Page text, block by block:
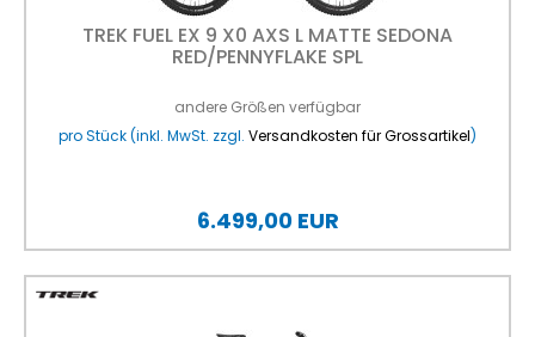
TREK FUEL EX 9 X0 AXS L MATTE SEDONA
RED/PENNYFLAKE SPL
andere Größen verfügbar
pro Stück (inkl. MwSt. zzgl. Versandkosten für Grossartikel)
6.499,00 EUR